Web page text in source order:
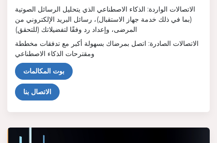
الاتصالات الواردة: الذكاء الاصطناعي الذي يتحليل الرسائل الصوتية
(بما في ذلك خدمة جهاز الاستقبال)، رسائل البريد الإلكتروني من
المرضى، وإعداد رد وفقًا لتفضيلاتك (للتحقق)
الاتصالات الصادرة: اتصل بمرضاك بسهولة أكبر مع تدفقات مخططة
ومقترحات الذكاء الاصطناعي
بوت المكالمات
الاتصال بنا